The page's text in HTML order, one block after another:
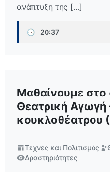
ανάπτυξη της […]
🕒 20:37
Μαθαίνουμε στο
Θεατρική Αγωγή
κουκλοθέατρου
Τέχνες και Πολιτισμός
Δραστηριότητες